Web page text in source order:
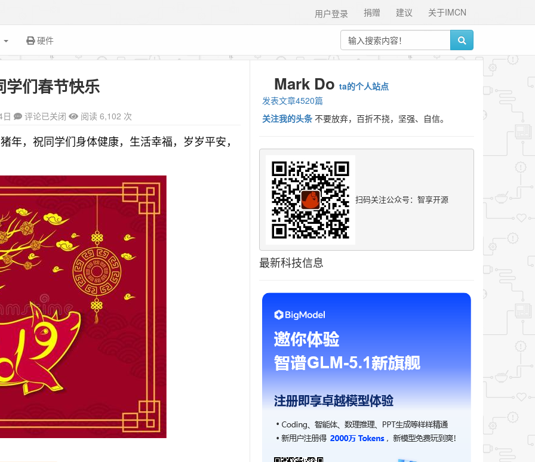
关于IMCN
建议
捐赠
用户登录
硬件
学们春节快乐
评论已关闭 阅读 6,102 次
，祝同学们身体健康，生活幸福，岁岁平安，
Mark Do ta的个人站点
发表文章4520篇
关注我的头条 不要放弃，百折不挠，坚强、自信。
扫码关注公众号：智享开源
最新科技信息